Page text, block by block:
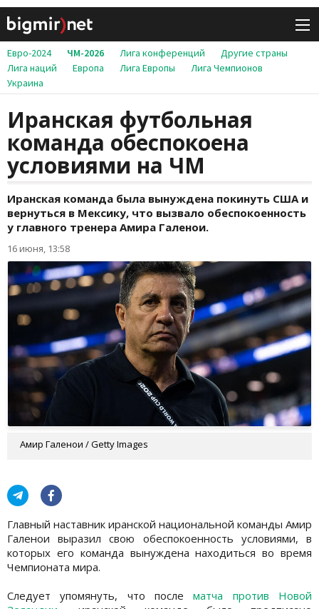
Евро-2024 ЧМ-2026 Лига конференций
Другие страны
Лига наций
Европа Лига Европы
Лига Чемпионов
Украина
Иранская футбольная
команда обеспокоена
условиями на ЧМ
Иранская команда была вынуждена покинуть США и
вернуться в Мексику, что вызвало обеспокоенность
у главного тренера Амира Галенои.
16 июня, 13:58
Амир Галенои / Getty Images
Главный наставник иранской национальной команды Амир
Галенои выразил свою обеспокоенность условиями, в
которых его команда вынуждена находиться во время
Чемпионата мира.
Следует упомянуть, что послематча против Новой